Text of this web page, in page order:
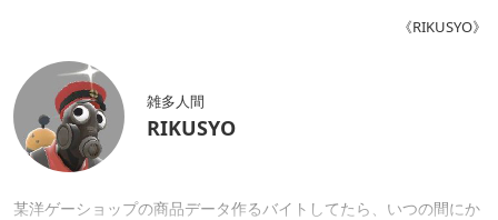
《RIKUSYO》
雑多人間
RIKUSYO
某洋ゲーショップの商品データ作るバイトしてたら、いつの間にか